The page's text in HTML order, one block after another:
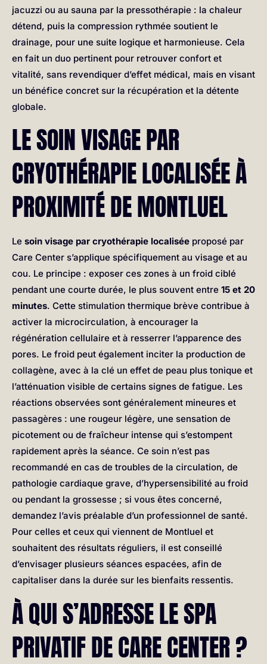
jacuzzi ou au sauna par la pressothérapie : la chaleur
détend, puis la compression rythmée soutient le
drainage, pour une suite logique et harmonieuse. Cela
en fait un duo pertinent pour retrouver confort et
vitalité, sans revendiquer d’effet médical, mais en visant
un bénéfice concret sur la récupération et la détente
globale.
LE SOIN VISAGE PAR
CRYOTHÉRAPIE LOCALISÉE À
PROXIMITÉ DE MONTLUEL
Le soin visage par cryothérapie localisée proposé par
Care Center s’applique spécifiquement au visage et au
cou. Le principe : exposer ces zones à un froid ciblé
pendant une courte durée, le plus souvent entre 15 et 20
minutes. Cette stimulation thermique brève contribue à
activer la microcirculation, à encourager la
régénération cellulaire et à resserrer l’apparence des
pores. Le froid peut également inciter la production de
collagène, avec à la clé un effet de peau plus tonique et
l’atténuation visible de certains signes de fatigue. Les
réactions observées sont généralement mineures et
passagères : une rougeur légère, une sensation de
picotement ou de fraîcheur intense qui s’estompent
rapidement après la séance. Ce soin n’est pas
recommandé en cas de troubles de la circulation, de
pathologie cardiaque grave, d’hypersensibilité au froid
ou pendant la grossesse ; si vous êtes concerné,
demandez l’avis préalable d’un professionnel de santé.
Pour celles et ceux qui viennent de Montluel et
souhaitent des résultats réguliers, il est conseillé
d’envisager plusieurs séances espacées, afin de
capitaliser dans la durée sur les bienfaits ressentis.
À QUI S’ADRESSE LE SPA
PRIVATIF DE CARE CENTER ?